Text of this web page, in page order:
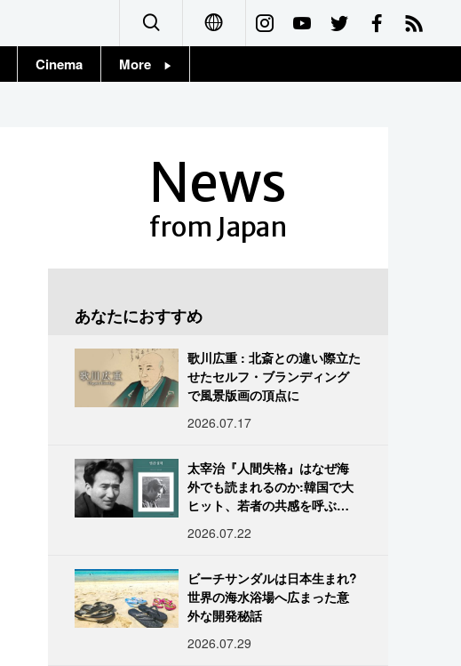
Français
Cinema More
News
from Japan
あなたにおすすめ
歌川広重 : 北斎との違い際立た
せたセルフ・ブランディング
で風景版画の頂点に
2026.07.17
太宰治『人間失格』はなぜ海
外でも読まれるのか:韓国で大
ヒット、若者の共感を呼ぶ
2026.07.22
ビーチサンダルは日本生まれ?
世界の海水浴場へ広まった意
外な開発秘話
2026.07.29